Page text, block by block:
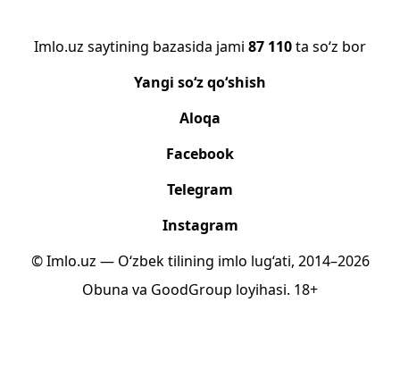
Imlo.uz saytining bazasida jami 87 110ta so‘z bor
Yangi so‘z qo‘shish
Aloqa
Facebook
Telegram
Instagram
© Imlo.uz — O‘zbek tilining imlo lug‘ati, 2014–2026
Obuna va GoodGroup loyihasi. 18+